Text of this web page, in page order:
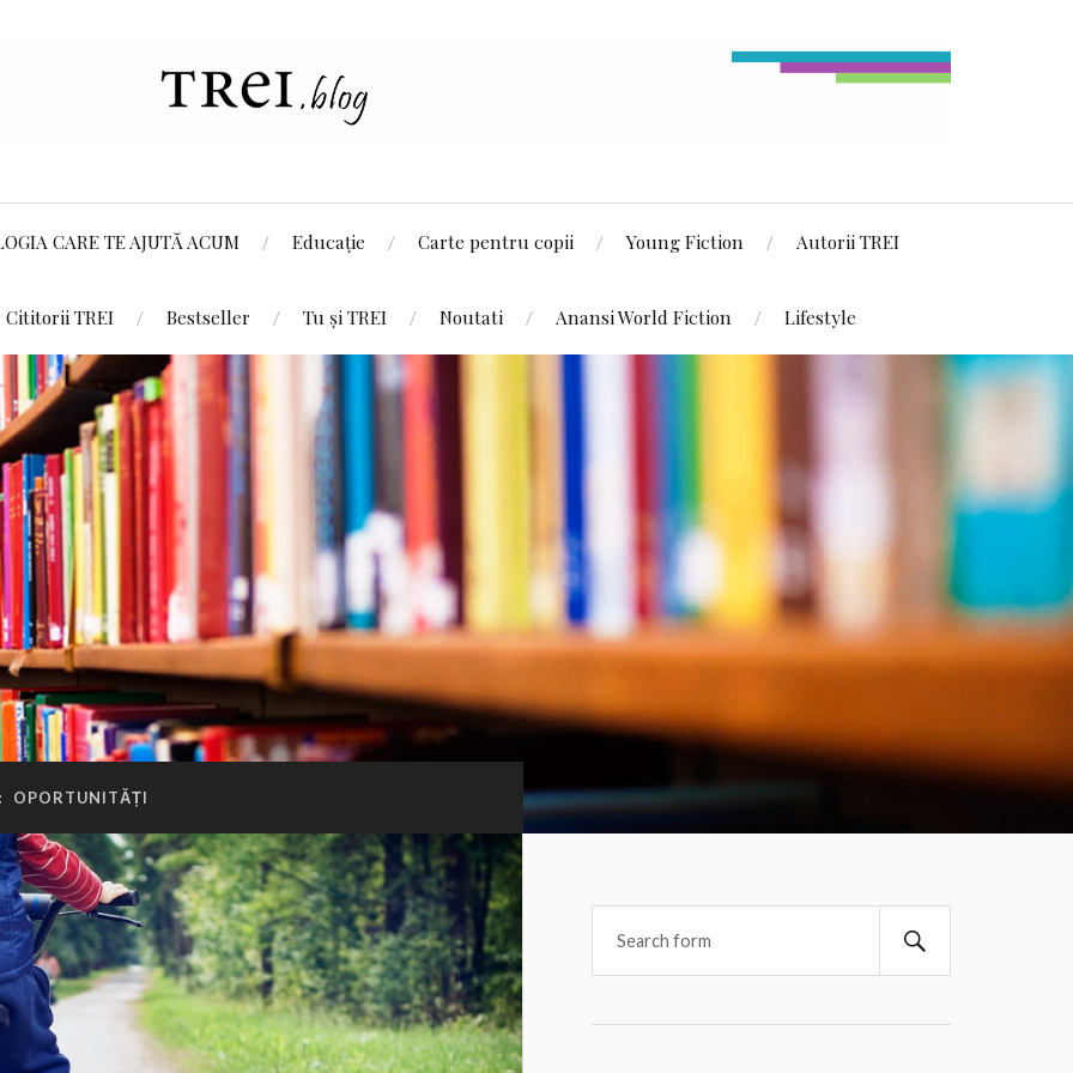
CARE TE AJUTĂ ACUM Educație Carte pentru copii Young Fiction Autorii TREI
Cititorii TREI Bestseller Tu și TREI Noutati Anansi World Fiction Lifestyle
OPORTUNITĂȚI